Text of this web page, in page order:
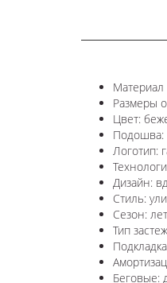
Материал
Размеры
Цвет:
Подошва:
Логотип:
Дизайн:
Стиль:
Сезон:
Тип
Беговые: